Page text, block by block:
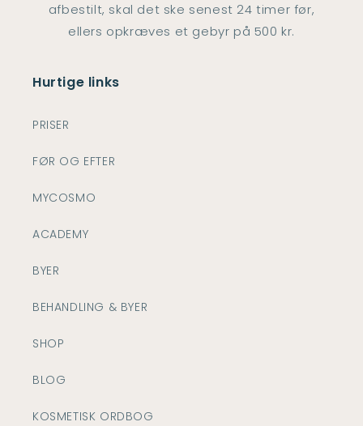
afbestilt, skal det ske senest 24 timer før,
ellers opkræves et gebyr på 500 kr.
Hurtige links
PRISER
FØR OG EFTER
MYCOSMO
ACADEMY
BYER
BEHANDLING & BYER
SHOP
BLOG
KOSMETISK ORDBOG